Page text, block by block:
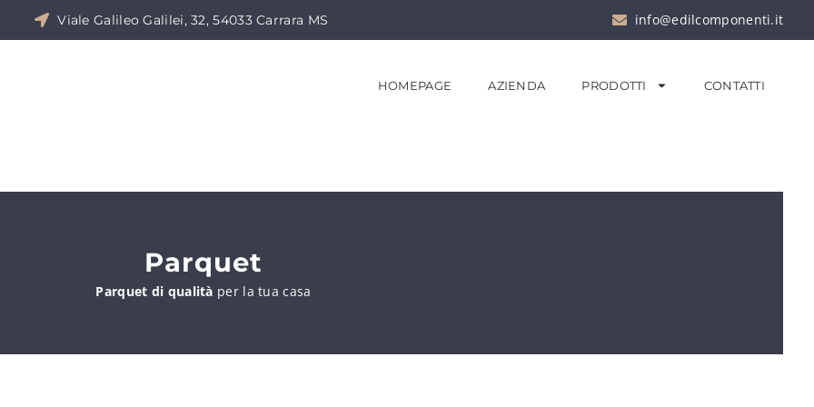
Viale Galileo Galilei, 32, 54033 Carrara MS info@edilcomponenti.it
HOMEPAGE AZIENDA PRODOTTI CONTATTI
Parquet
Parquet di qualità per la tua casa